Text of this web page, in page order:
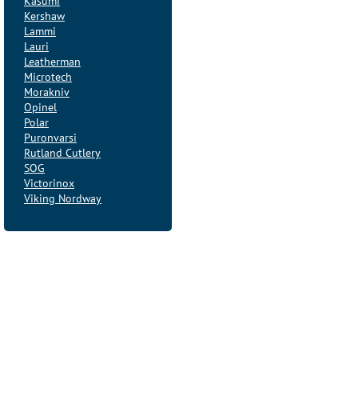
Kershaw
Lammi
Lauri
Leatherman
Microtech
Morakniv
Opinel
Polar
Puronvarsi
Rutland Cutlery
SOG
Victorinox
Viking Nordway